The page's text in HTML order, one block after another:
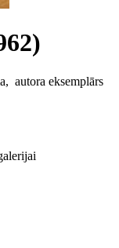
autora eksemplārs